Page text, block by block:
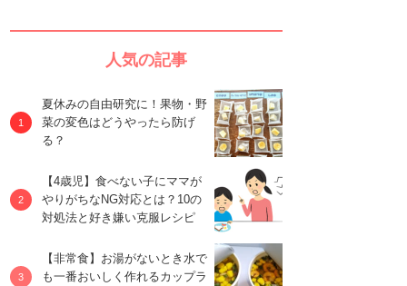
人気の記事
夏休みの自由研究に！果物・野
菜の変色はどうやったら防げ
る？
【4歳児】食べない子にママが
やりがちなNG対応とは？10の
対処法と好き嫌い克服レシピ
【非常食】お湯がないとき水で
も一番おいしく作れるカップラ